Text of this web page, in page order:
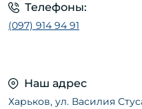
Телефоны:
(097) 914 94 91
Наш адрес
Харьков, ул. Василия